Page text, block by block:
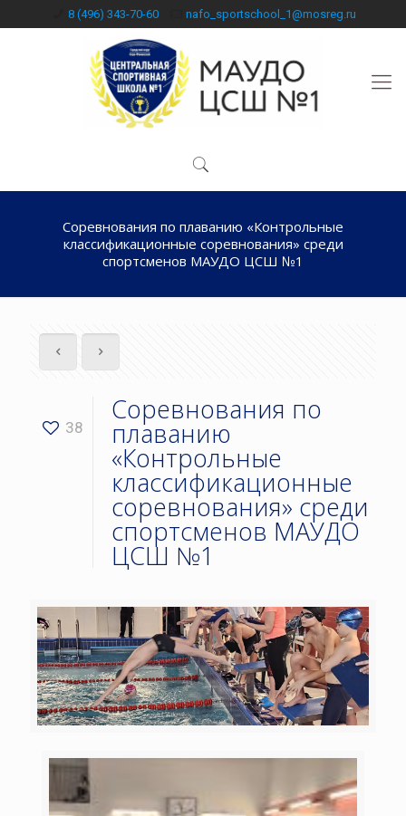
8 (496) 343-70-60 nafo_sportschool_1@mosreg.ru
Соревнования по плаванию «Контрольные
классификационные соревнования» среди
спортсменов МАУДО ЦСШ №1
38
Соревнования по
плаванию
«Контрольные
классификационные
соревнования» среди
спортсменов МАУДО
ЦСШ №1